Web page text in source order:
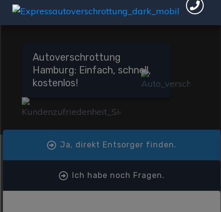
Autoverschrottung
Hamburg: Einfach, schnell,
kostenlos!
Ja, direkt Entsorger finden.
Ich habe noch Fragen.